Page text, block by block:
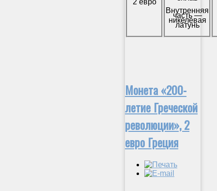
2 евро
Внутренняя
часть —
никелевая
латунь
Монета «200-
летие Греческой
революции», 2
евро Греция